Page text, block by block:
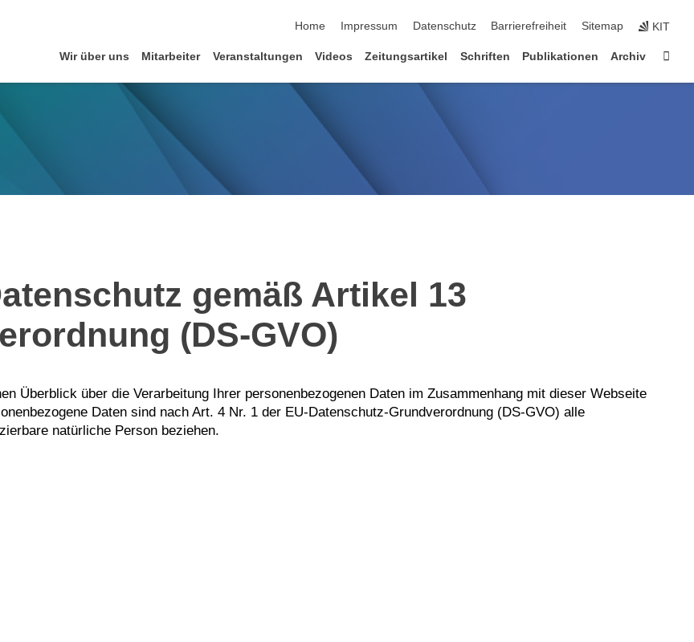
Home
Impressum Datenschutz Barrierefreiheit Sitemap KIT
Wir über uns Mitarbeiter Veranstaltungen Videos Zeitungsartikel Schriften Publikationen Archiv
gemäß Artikel 13
(DS-GVO)
Überblick über die Verarbeitung Ihrer personenbezogenen Daten im Zusammenhang mit dieser Webseite
Daten sind nach Art. 4 Nr. 1 der EU-Datenschutz-Grundverordnung (DS-GVO) alle
natürliche Person beziehen.